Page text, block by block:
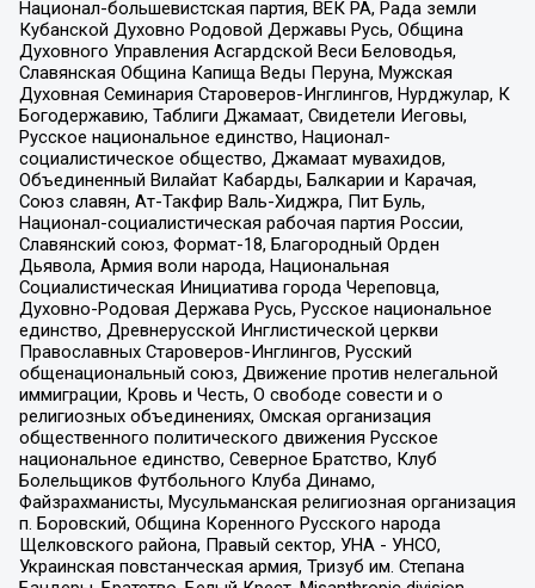
Национал-большевистская партия, ВЕК РА, Рада земли
Кубанской Духовно Родовой Державы Русь, Община
Духовного Управления Асгардской Веси Беловодья,
Славянская Община Капища Веды Перуна, Мужская
Духовная Семинария Староверов-Инглингов, Нурджулар, К
Богодержавию, Таблиги Джамаат, Свидетели Иеговы,
Русское национальное единство, Национал-
социалистическое общество, Джамаат мувахидов,
Объединенный Вилайат Кабарды, Балкарии и Карачая,
Союз славян, Ат-Такфир Валь-Хиджра, Пит Буль,
Национал-социалистическая рабочая партия России,
Славянский союз, Формат-18, Благородный Орден
Дьявола, Армия воли народа, Национальная
Социалистическая Инициатива города Череповца,
Духовно-Родовая Держава Русь, Русское национальное
единство, Древнерусской Инглистической церкви
Православных Староверов-Инглингов, Русский
общенациональный союз, Движение против нелегальной
иммиграции, Кровь и Честь, О свободе совести и о
религиозных объединениях, Омская организация
общественного политического движения Русское
национальное единство, Северное Братство, Клуб
Болельщиков Футбольного Клуба Динамо,
Файзрахманисты, Мусульманская религиозная организация
п. Боровский, Община Коренного Русского народа
Щелковского района, Правый сектор, УНА - УНСО,
Украинская повстанческая армия, Тризуб им. Степана